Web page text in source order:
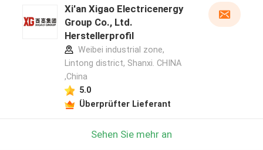
Xi'an Xigao Electricenergy
Group Co., Ltd.
Herstellerprofil
Weibei industrial zone,
Lintong district, Shanxi. CHINA
,China
5.0
Überprüfter Lieferant
Sehen Sie mehr an